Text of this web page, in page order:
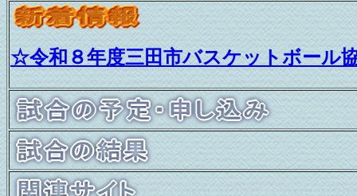
☆令和８年度三田市バスケットボール